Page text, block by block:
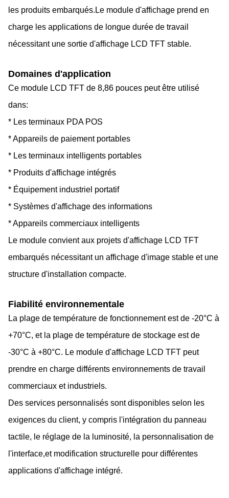
les produits embarqués.Le module d'affichage prend en
charge les applications de longue durée de travail
nécessitant une sortie d'affichage LCD TFT stable.
Domaines d'application
Ce module LCD TFT de 8,86 pouces peut être utilisé
dans:
* Les terminaux PDA POS
* Appareils de paiement portables
* Les terminaux intelligents portables
* Produits d'affichage intégrés
* Équipement industriel portatif
* Systèmes d'affichage des informations
* Appareils commerciaux intelligents
Le module convient aux projets d'affichage LCD TFT
embarqués nécessitant un affichage d'image stable et une
structure d'installation compacte.
Fiabilité environnementale
La plage de température de fonctionnement est de -20°C à
+70°C, et la plage de température de stockage est de
-30°C à +80°C. Le module d'affichage LCD TFT peut
prendre en charge différents environnements de travail
commerciaux et industriels.
Des services personnalisés sont disponibles selon les
exigences du client, y compris l'intégration du panneau
tactile, le réglage de la luminosité, la personnalisation de
l'interface,et modification structurelle pour différentes
applications d'affichage intégré.